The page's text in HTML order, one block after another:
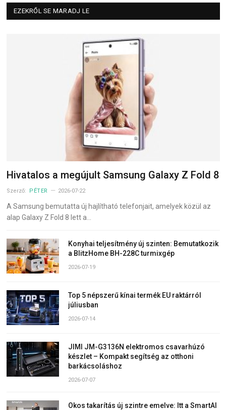
EZEKRŐL SE MARADJ LE
Hivatalos a megújult Samsung Galaxy Z Fold 8
Szerző: PÉTER 2026-07-22
A Samsung bemutatta új hajlítható telefonjait, amelyek közül az
alap Galaxy Z Fold 8 lett a…
Konyhai teljesítmény új szinten: Bemutatkozik
a BlitzHome BH-228C turmixgép
2026-07-19
Top 5 népszerű kínai termék EU raktárról
júliusban
2026-07-14
JIMI JM-G3136N elektromos csavarhúzó
készlet – Kompakt segítség az otthoni
barkácsoláshoz
2026-07-07
Okos takarítás új szintre emelve: Itt a SmartAI